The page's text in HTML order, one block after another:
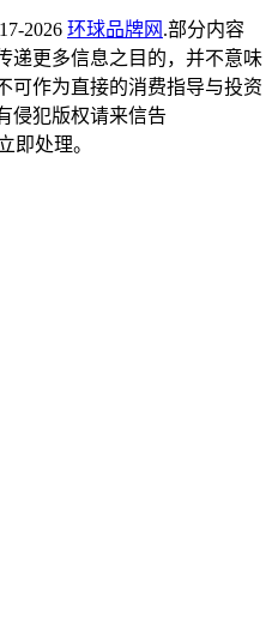
2026 环球品牌网 .部分内容
递更多信息之目的，并不意味
可作为直接的消费指导与投资
侵犯版权请来信告
即处理。